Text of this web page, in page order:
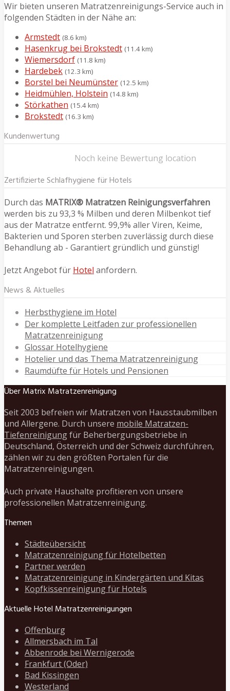
Wir bieten unseren Matratzenreinigungs-Service auch in
folgenden Städten in der Nähe an:
Armstedt (8.6 km)
Hasenkrug bei Brokstedt (11.4 km)
Wiemersdorf (11.8 km)
Hardebek (12.3 km)
Borstel bei Neumünster (12.5 km)
Heidmühlen, Holstein (14.8 km)
Störkathen (15.4 km)
Brokstedt (16.3 km)
Kundenwertung
Noch keine Bewertung location
Zertifizierte Schlafhygiene für Hotels
Durch das MATRIX® Matratzen Reinigungsverfahren
werden bis zu 93,3 % Milben und deren Milbenkot tief
aus der Matratze entfernt. 99,9% aller Viren, Keime,
Bakterien und Sporen sterben zuverlässig durch diese
Behandlung ab - Garantiert gründlich und günstig!
Jetzt Angebot für Hotel anfordern.
News & Aktuelles
Herbsthygiene im Hotel
Der komplette Leitfaden zur professionellen
Matratzenreinigung
Glossar Hotelhygiene
Hotelier und das Thema Matratzenreinigung
Raumdüfte für Hotels und Pensionen
Über Matrix Matratzenreinigung
Seit 2003 befreien wir Matratzen von Hausstaubmilben
und Allergene. Durch unsere mobile Matratzen-
Tiefenreinigungfür Beherbergungsbetriebe in
Deutschland, Österreich und der Schweiz durchführen,
zählen wir zu den größten Portalen für die
Matratzenreinigungen.
Auch private Haushalte profitieren von unsere
professionellen Matratzenreinigung.
Themen
Städteübersicht
Matratzenreinigung für Hotelbetten
Partner werden
Matratzenreinigung in Kindergärten und Kitas
Kopfkissenreinigung für Hotels
Aktuelle Hotel Matratzenreinigungen
Offenburg
Allmersbach im Tal
Abbenrode bei Wernigerode
Frankfurt (Oder)
Bad Kissingen
Westerland